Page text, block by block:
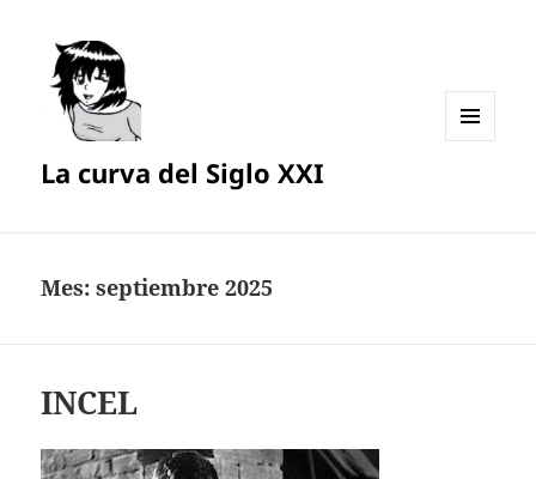
La curva del Siglo XXI
Mes:septiembre 2025
INCEL